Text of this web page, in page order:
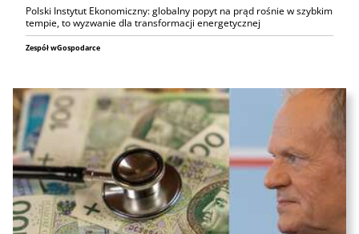
Polski Instytut Ekonomiczny: globalny popyt na prąd rośnie w szybkim
tempie, to wyzwanie dla transformacji energetycznej
Zespół wGospodarce